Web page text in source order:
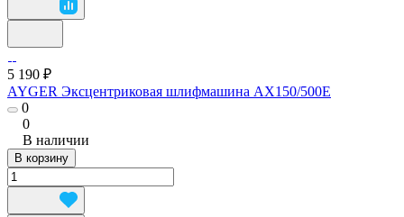
5 190 ₽
AYGER Эксцентриковая шлифмашина AX150/500E
0
0
В наличии
В корзину